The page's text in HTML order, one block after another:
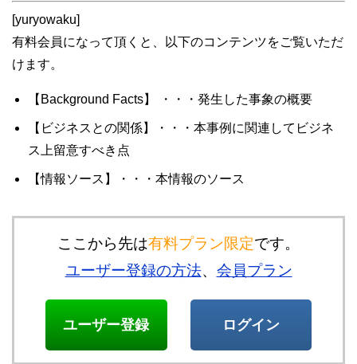
[yuryowaku]
有料会員になって頂くと、以下のコンテンツをご覧いただ
けます。
【Background Facts】 ・・・発生した事象の概要
【ビジネスとの関係】・・・本事例に関連してビジネ
ス上留意すべき点
【情報ソース】・・・本情報のソース
ここから先は有料プラン限定です。
ユーザー登録の方法、 会員プラン
ユーザー登録 ログイン